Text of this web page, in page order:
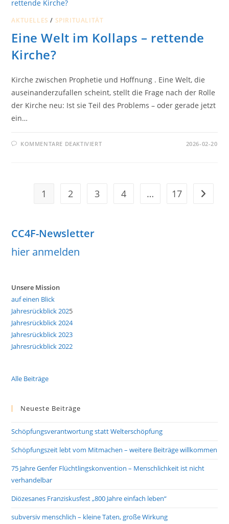
AKTUELLES / SPIRITUALITÄT
Eine Welt im Kollaps – rettende
Kirche?
Kirche zwischen Prophetie und Hoffnung . Eine Welt, die
auseinanderzufallen scheint, stellt die Frage nach der Rolle
der Kirche neu: Ist sie Teil des Problems – oder gerade jetzt
ein…
KOMMENTARE DEAKTIVIERTFÜR
KIRCHE?
2026-02-20
1 2 3 4 … 17 Zur
CC4F-Newsletter
hier anmelden
Unsere Mission
auf einen Blick
Jahresrückblick 2025
Jahresrückblick 2024
Jahresrückblick 2023
Jahresrückblick 2022
Alle Beiträge
Neueste Beiträge
Schöpfungsverantwortung statt Welterschöpfung
Schöpfungszeit lebt vom Mitmachen – weitere Beiträge willkommen
75 Jahre Genfer Flüchtlingskonvention – Menschlichkeit ist nicht
verhandelbar
Diözesanes Franziskusfest „800 Jahre einfach leben“
subversiv menschlich – kleine Taten, große Wirkung